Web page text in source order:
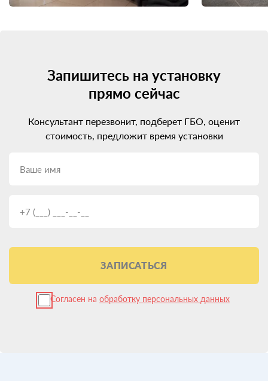
Запишитесь на установку
прямо сейчас
Консультант перезвонит, подберет ГБО, оценит
стоимость, предложит время установки
ЗАПИСАТЬСЯ
Согласен на обработку персональных данных